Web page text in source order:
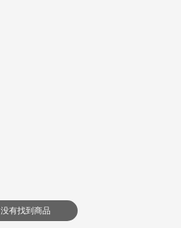
没有找到商品